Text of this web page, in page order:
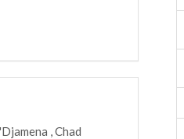
, Chad